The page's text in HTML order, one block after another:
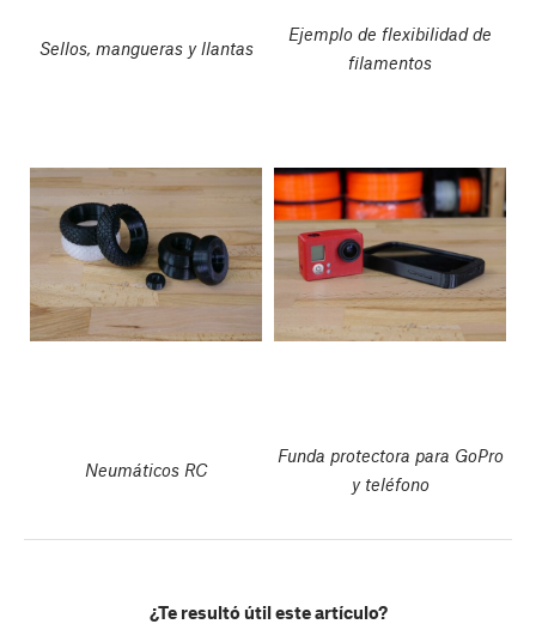
Sellos, mangueras y llantas
Ejemplo de flexibilidad de
filamentos
Neumáticos RC
Funda protectora para GoPro
y teléfono
¿Te resultó útil este artículo?